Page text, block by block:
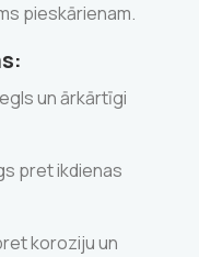
pieskārienam.
un ārkārtīgi
pret ikdienas
koroziju un